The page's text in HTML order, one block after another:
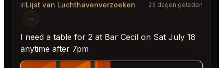
inLijst van Luchthavenverzoeken 23 dagen geleden
I need a table for 2 at Bar Cecil on Sat July 18
anytime after 7pm